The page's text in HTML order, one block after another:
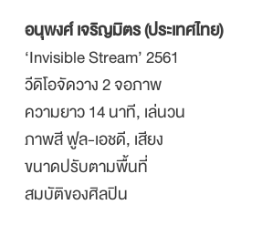
อนุพงศ์ เจริญมิตร (ประเทศไทย)
‘Invisible Stream’ 2561
วีดิโอจัดวาง 2 จอภาพ
ความยาว 14 นาที, เล่นวน
ภาพสี ฟูล-เอชดี, เสียง
ขนาดปรับตามพื้นที่
สมบัติของศิลปิน